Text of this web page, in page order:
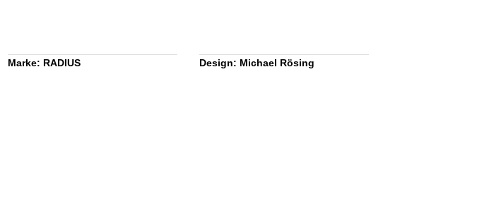
Marke: RADIUS Design: Michael Rösing